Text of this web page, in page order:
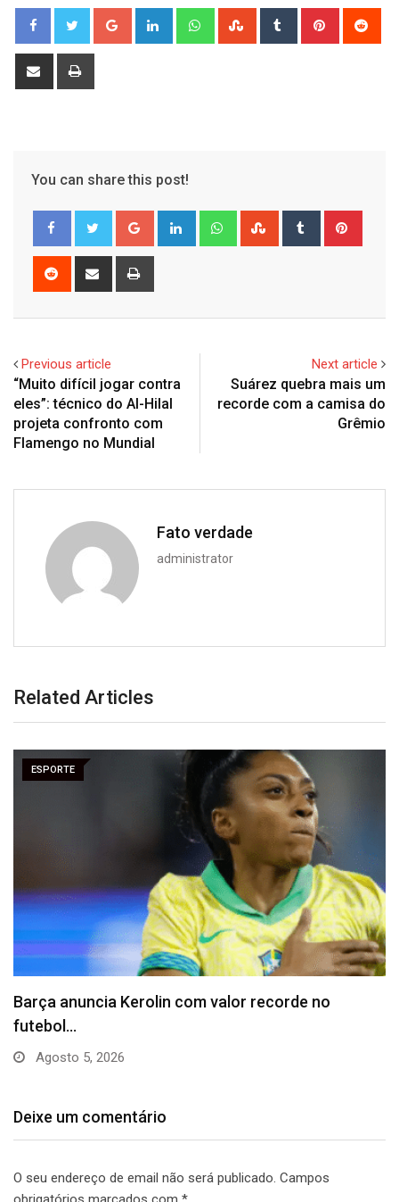
Google+ LinkedIn WhatsappStumbleUpon
Tumblr Pinterest
Share
You can share this post!
Google+ LinkedIn WhatsappStumbleUpon
Tumblr
Reddit
Share
Previous article
“Muito difícil jogar contra
eles”: técnico do Al-Hilal
projeta confronto com
Flamengo no Mundial
Next article
Suárez quebra mais um
recorde com a camisa do
Grêmio
Fato verdade
administrator
Related Articles
ESPORTE
Vitória puxa histórico de Abel e questiona
declaração…
Julho 31, 2026
Deixe um comentário
O seu endereço de email não será publicado. Campos